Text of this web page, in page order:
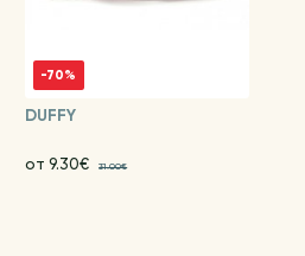
-70%
DUFFY
от 9.30€ 31.00€